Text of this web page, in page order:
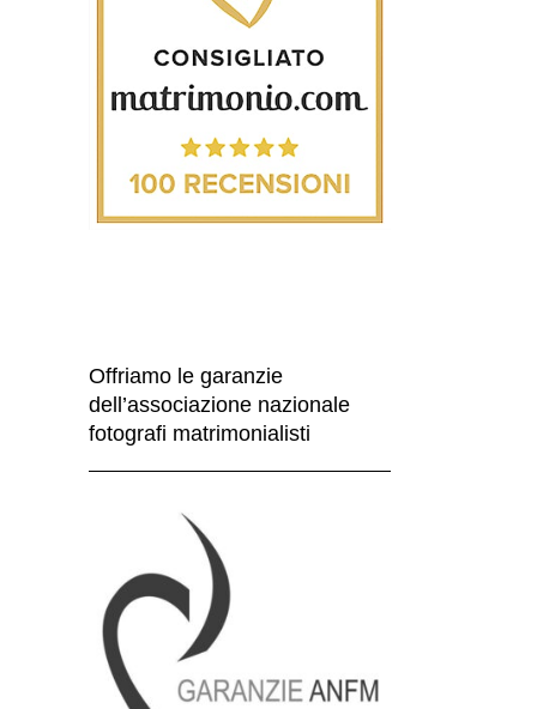
Offriamo le garanzie
dell’associazione nazionale
fotografi matrimonialisti